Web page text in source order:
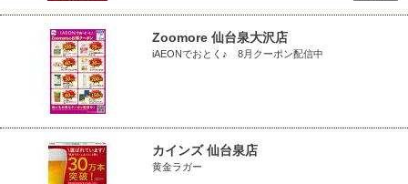
Zoomore 仙台泉大沢店
iAEONでおとく♪ 8月クーポン配信中
カインズ 仙台泉店
黄金ラガー